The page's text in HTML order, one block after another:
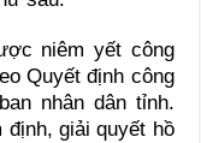
niêm yết công
Quyết định công
nhân dân tỉnh.
định, giải quyết hồ